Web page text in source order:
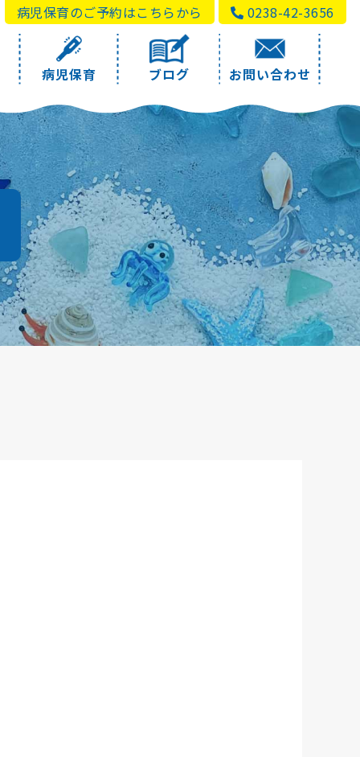
病児保育 ブログ お問い合わせ
病児保育のご予約はこちらから 0238-42-3656